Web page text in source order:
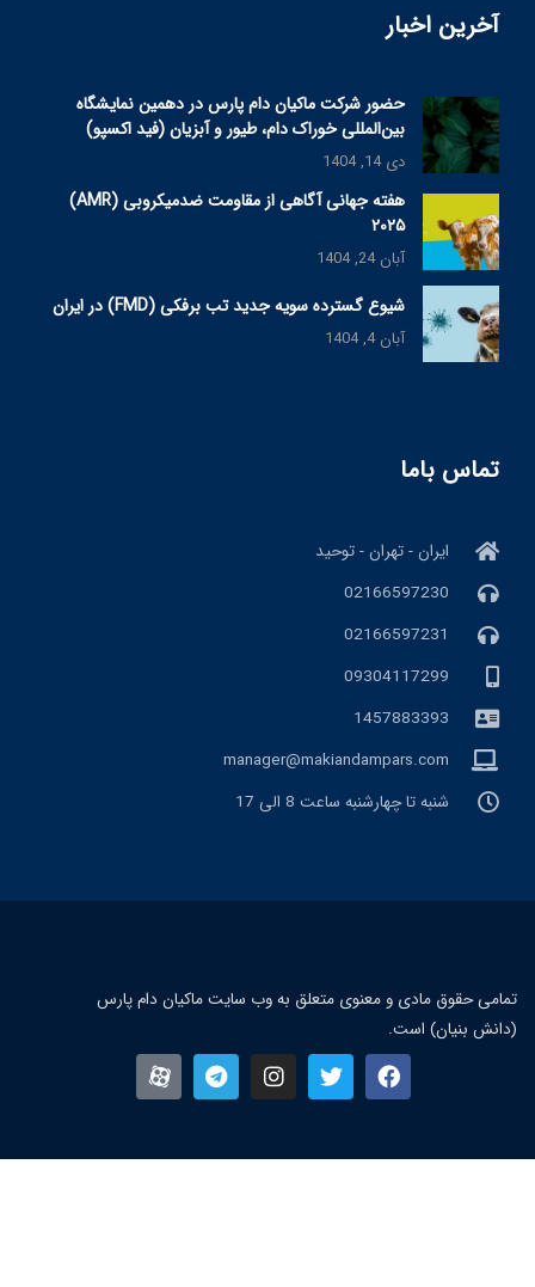
آخرین اخبار
حضور شرکت ماکیان دام پارس در دهمین نمایشگاه
بین‌المللی خوراک دام، طیور و آبزیان (فید اکسپو)
دی 14, 1404
هفته جهانی آگاهی از مقاومت ضدمیکروبی (AMR)
۲۰۲۵
آبان 24, 1404
شیوع گسترده سویه جدید تب برفکی (FMD) در ایران
آبان 4, 1404
تماس باما
ایران - تهران - توحید
02166597230
02166597231
09304117299
1457883393
manager@makiandampars.com
شنبه تا چهارشنبه ساعت 8 الی 17
حقوق مادی و معنوی متعلق به وب سایت ماکیان دام پارس
بنیان) است.